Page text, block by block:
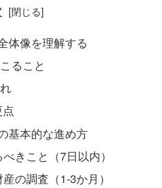
体像を理解する
ること
基本的な進め方
きこと（7日以内）
の調査（1-3か月）